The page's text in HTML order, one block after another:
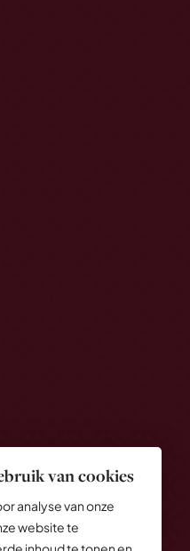
van cookies
analyse van onze
website te